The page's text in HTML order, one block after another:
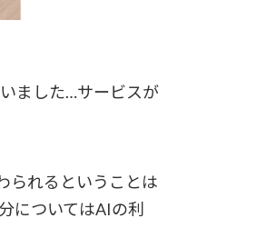
ました…サービスが
られるということは
についてはAIの利